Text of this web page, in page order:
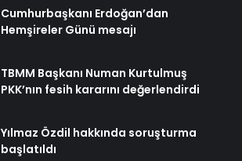
Cumhurbaşkanı Erdoğan’dan
Hemşireler Günü mesajı
TBMM Başkanı Numan Kurtulmuş
PKK’nın fesih kararını değerlendirdi
Yılmaz Özdil hakkında soruşturma
başlatıldı